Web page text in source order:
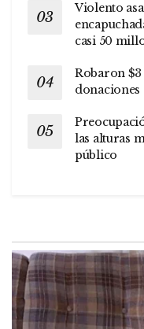
Violento
casi 50
Robaron
las alturas
público